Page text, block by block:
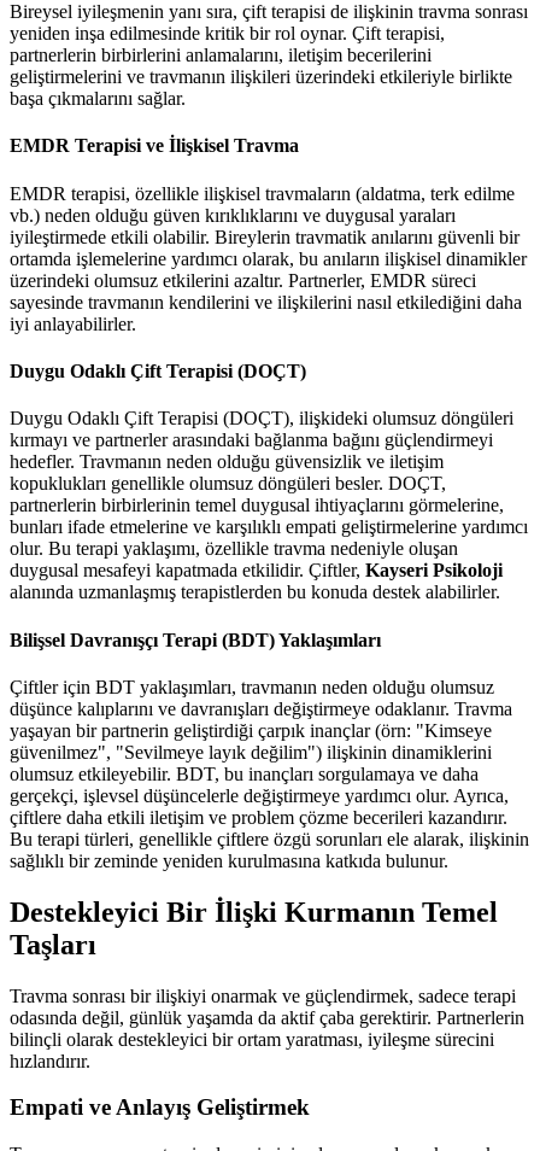
Bireysel iyileşmenin yanı sıra, çift terapisi de ilişkinin travma sonrası
yeniden inşa edilmesinde kritik bir rol oynar. Çift terapisi,
partnerlerin birbirlerini anlamalarını, iletişim becerilerini
geliştirmelerini ve travmanın ilişkileri üzerindeki etkileriyle birlikte
başa çıkmalarını sağlar.
EMDR Terapisi ve İlişkisel Travma
EMDR terapisi, özellikle ilişkisel travmaların (aldatma, terk edilme
vb.) neden olduğu güven kırıklıklarını ve duygusal yaraları
iyileştirmede etkili olabilir. Bireylerin travmatik anılarını güvenli bir
ortamda işlemelerine yardımcı olarak, bu anıların ilişkisel dinamikler
üzerindeki olumsuz etkilerini azaltır. Partnerler, EMDR süreci
sayesinde travmanın kendilerini ve ilişkilerini nasıl etkilediğini daha
iyi anlayabilirler.
Duygu Odaklı Çift Terapisi (DOÇT)
Duygu Odaklı Çift Terapisi (DOÇT), ilişkideki olumsuz döngüleri
kırmayı ve partnerler arasındaki bağlanma bağını güçlendirmeyi
hedefler. Travmanın neden olduğu güvensizlik ve iletişim
kopuklukları genellikle olumsuz döngüleri besler. DOÇT,
partnerlerin birbirlerinin temel duygusal ihtiyaçlarını görmelerine,
bunları ifade etmelerine ve karşılıklı empati geliştirmelerine yardımcı
olur. Bu terapi yaklaşımı, özellikle travma nedeniyle oluşan
duygusal mesafeyi kapatmada etkilidir. Çiftler, Kayseri Psikoloji
alanında uzmanlaşmış terapistlerden bu konuda destek alabilirler.
Bilişsel Davranışçı Terapi (BDT) Yaklaşımları
Çiftler için BDT yaklaşımları, travmanın neden olduğu olumsuz
düşünce kalıplarını ve davranışları değiştirmeye odaklanır. Travma
yaşayan bir partnerin geliştirdiği çarpık inançlar (örn: "Kimseye
güvenilmez", "Sevilmeye layık değilim") ilişkinin dinamiklerini
olumsuz etkileyebilir. BDT, bu inançları sorgulamaya ve daha
gerçekçi, işlevsel düşüncelerle değiştirmeye yardımcı olur. Ayrıca,
çiftlere daha etkili iletişim ve problem çözme becerileri kazandırır.
Bu terapi türleri, genellikle çiftlere özgü sorunları ele alarak, ilişkinin
sağlıklı bir zeminde yeniden kurulmasına katkıda bulunur.
Destekleyici Bir İlişki Kurmanın Temel
Taşları
Travma sonrası bir ilişkiyi onarmak ve güçlendirmek, sadece terapi
odasında değil, günlük yaşamda da aktif çaba gerektirir. Partnerlerin
bilinçli olarak destekleyici bir ortam yaratması, iyileşme sürecini
hızlandırır.
Empati ve Anlayış Geliştirmek